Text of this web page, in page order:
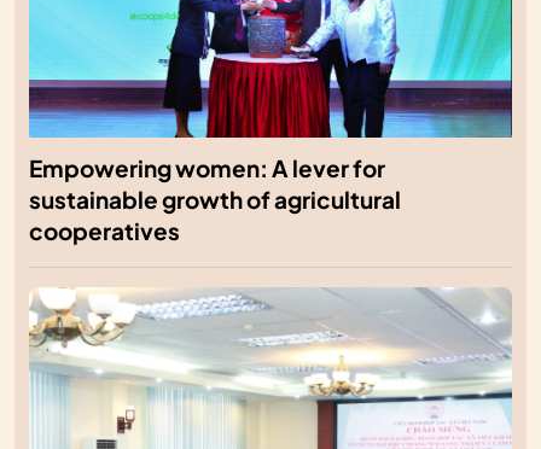
Empowering women: A lever for
sustainable growth of agricultural
cooperatives